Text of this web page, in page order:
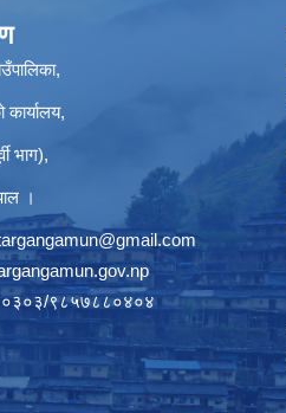
कार्यालय,
भाग),
।
९८५७८८०४०४